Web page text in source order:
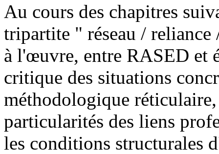
Au cours des chapitres
tripartite " réseau /
à l'œuvre, entre RASED et
critique des situations
méthodologique
particularités des liens
les conditions structurales